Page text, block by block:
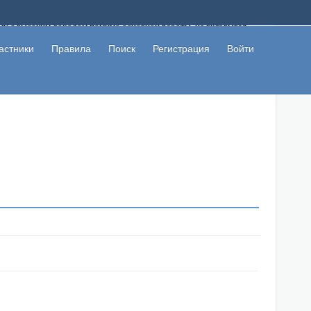
с высоким доходом помимо основной работы, не вкладывая
не попались на развод. Вы сможете начать зарабатывать
Правила Поиск Регистрация Войти